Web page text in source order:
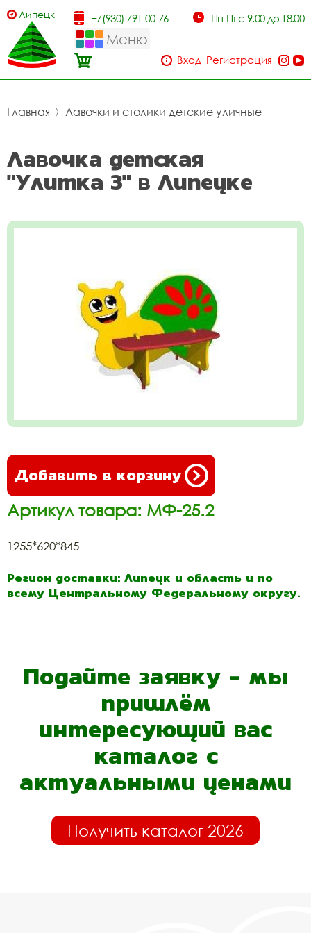
Липецк +7(930) 791-00-76 Пн-Пт с 9.00 до 18.00
Меню
Вход Регистрация
Главная 〉 Лавочки и столики детские уличные
Лавочка детская
"Улитка 3" в Липецке
Добавить в корзину
Артикул товара: МФ-25.2
1255*620*845
Регион доставки: Липецк и область и по
всему Центральному Федеральному округу.
Подайте заявку - мы
пришлём
интересующий вас
каталог с
актуальными ценами
Получить каталог 2026